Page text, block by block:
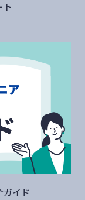
ト
ガイド